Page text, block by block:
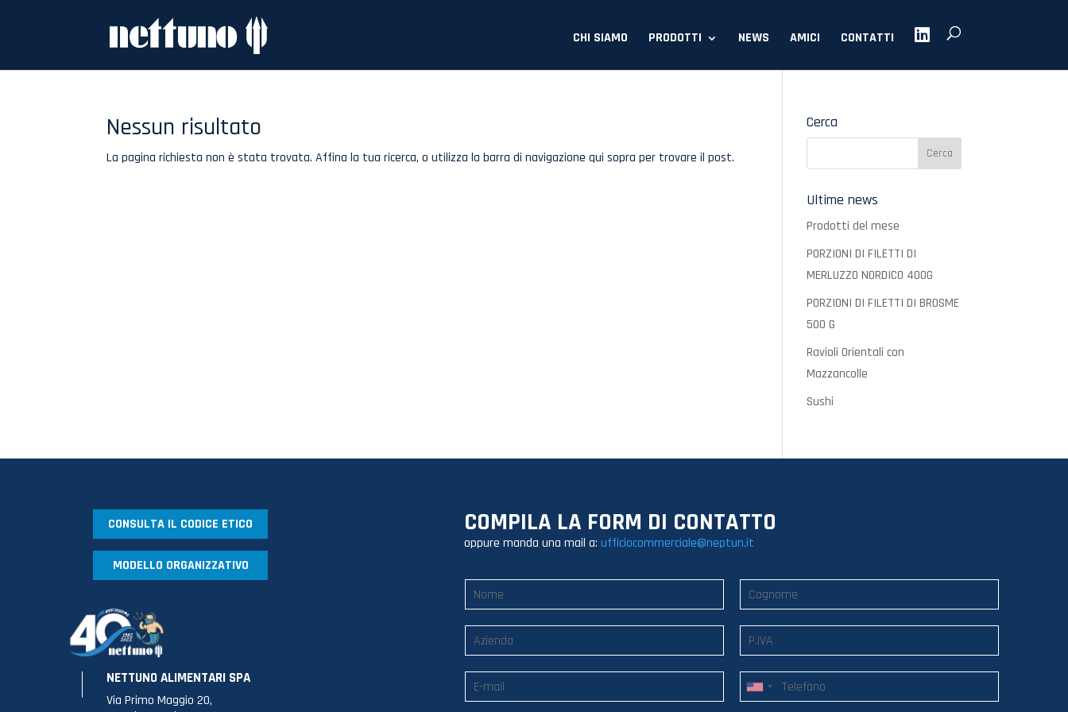
CHI SIAMO PRODOTTI NEWS AMICI CONTATTI
Nessun risultato
La pagina richiesta non è stata trovata. Affina la tua ricerca, o utilizza la barra di navigazione qui sopra per trovare il post.
Cerca
Ultime news
Prodotti del mese
PORZIONI DI FILETTI DI
MERLUZZO NORDICO 400G
PORZIONI DI FILETTI DI BROSME
500 G
Ravioli Orientali con
Mazzancolle
Sushi
CONSULTA IL CODICE ETICO
MODELLO ORGANIZZATIVO
NETTUNO ALIMENTARI SPA
Via Primo Maggio 20,
COMPILA LA FORM DI CONTATTO
oppure manda una mail a:ufficiocommerciale@neptun.it